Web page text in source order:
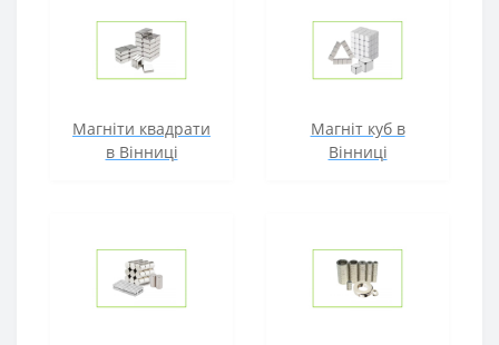
Магніти квадрати
в Вінниці
Магніт куб в
Вінниці